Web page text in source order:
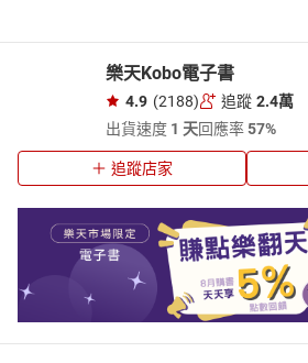
樂天Kobo電子書
4.9 (2188) 追蹤 2.4萬
出貨速度 1 天回應率57%
追蹤店家